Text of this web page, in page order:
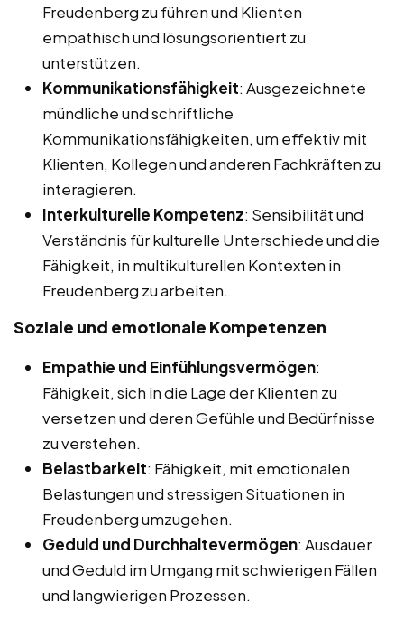
Freudenberg zu führen und Klienten
empathisch und lösungsorientiert zu
unterstützen.
Kommunikationsfähigkeit: Ausgezeichnete
mündliche und schriftliche
Kommunikationsfähigkeiten, um effektiv mit
Klienten, Kollegen und anderen Fachkräften zu
interagieren.
Interkulturelle Kompetenz: Sensibilität und
Verständnis für kulturelle Unterschiede und die
Fähigkeit, in multikulturellen Kontexten in
Freudenberg zu arbeiten.
Soziale und emotionale Kompetenzen
Empathie und Einfühlungsvermögen:
Fähigkeit, sich in die Lage der Klienten zu
versetzen und deren Gefühle und Bedürfnisse
zu verstehen.
Belastbarkeit: Fähigkeit, mit emotionalen
Belastungen und stressigen Situationen in
Freudenberg umzugehen.
Geduld und Durchhaltevermögen: Ausdauer
und Geduld im Umgang mit schwierigen Fällen
und langwierigen Prozessen.